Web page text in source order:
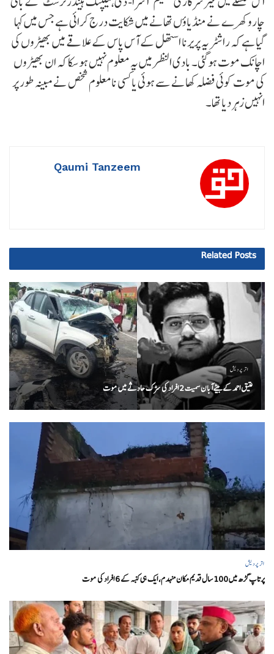
چارو کھرے نے منڈیاؤں تھانے میں شکایت درج کرائی ہے جس میں کہا
گیا ہے کہ راشٹریہ پریرنا استھل کے آس پاس کے علاقے میں بھیڑوں کی
اچانک موت ہوگئی۔ بادی النظرمیں یہ معلوم نہیں ہوسکا کہ ان بھیڑوں
کی موت کوئی فضلہ کھانے سے ہوئی یا کسی نامعلوم شخص نے مبینہ طور پر
انہیں زہر دیا تھا۔
Qaumi Tanzeem
Related Posts
اتر پردیش
عتیق احمد کے بیٹے آبان سمیت 2 افراد کی سڑک حادثے میں موت
اتر پردیش
پرتاپ گڑھ میں 100 سال قدیم مکان منہدم، ایک ہی کنبہ کے 6 افراد کی موت